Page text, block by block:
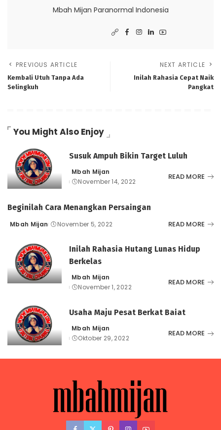
Mbah Mijan Paranormal Indonesia
PREVIOUS ARTICLE
Kembali Utuh Tanpa Ada
Selingkuh
NEXT ARTICLE
Inilah Rahasia Cepat Naik
Pangkat
You Might Also Enjoy
Susuk Ampuh Bikin Target Luluh
Posted
by
Mbah Mijan
November 14, 2022
READ MORE
Beginilah Cara Menangkan Persaingan
Posted
Mbah Mijan November 5, 2022 READ MORE
Inilah Rahasia Hutang Lunas Hidup
Berkelas
Posted
by
Mbah Mijan
November 1, 2022
READ MORE
Usaha Maju Pesat Berkat Baiat
Posted
by
Mbah Mijan
Oktober 29, 2022
READ MORE